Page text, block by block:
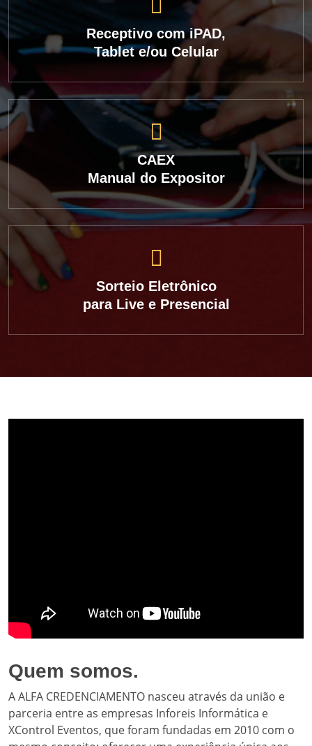
Receptivo com iPAD,
Tablet e/ou Celular
CAEX
Manual do Expositor
Sorteio Eletrônico
para Live e Presencial
Quem somos.
A ALFA CREDENCIAMENTO nasceu através da união e
parceria entre as empresas Inforeis Informática e
XControl Eventos, que foram fundadas em 2010 com o